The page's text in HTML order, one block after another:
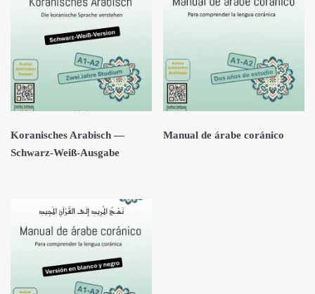
Koranisches Arabisch —
Schwarz-Weiß-Ausgabe
Manual de árabe coránico